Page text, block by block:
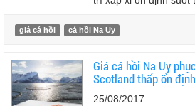
giá cá hồi cá hồi Na Uy
Giá cá hồi Na Uy
Scotland thấp ổn định
25/08/2017